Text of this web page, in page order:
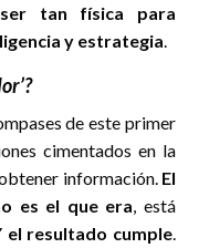
tan física para
y estrategia
de este primer
cimentados en la
información. El
es el que era , está
el resultado cumple